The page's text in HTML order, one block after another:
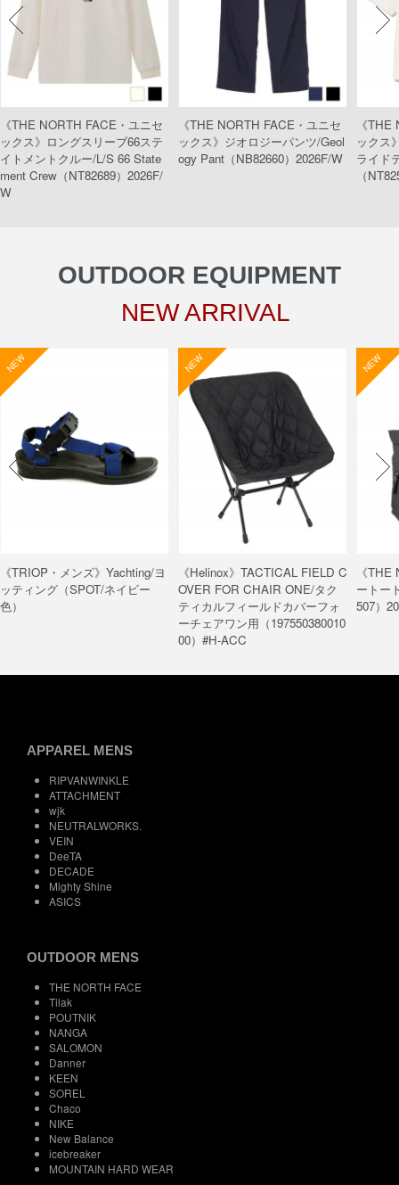
《THE NORTH FACE・ユニセ
ックス》ロングスリーブ66ステ
イトメントクルー/L/S 66 State
ment Crew（NT82689）2026F/
W
《THE NORTH FACE・ユニセ
ックス》ジオロジーパンツ/Geol
ogy Pant（NB82660）2026F/W
《
ックス
ライド
（
OUTDOOR EQUIPMENT
NEW ARRIVAL
NEW
《TRIOP・メンズ》Yachting/ヨ
ッティング（SPOT/ネイビー
色）
NEW
《Helinox》TACTICAL FIELD C
OVER FOR CHAIR ONE/タク
ティカルフィールドカバーフォ
ーチェアワン用（197550380010
00）#H-ACC
NEW
《
ートー
507）
APPAREL MENS
RIPVANWINKLE
ATTACHMENT
wjk
NEUTRALWORKS.
VEIN
DeeTA
DECADE
Mighty Shine
ASICS
OUTDOOR MENS
THE NORTH FACE
Tilak
POUTNIK
NANGA
SALOMON
Danner
KEEN
SOREL
Chaco
NIKE
New Balance
icebreaker
MOUNTAIN HARD WEAR